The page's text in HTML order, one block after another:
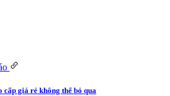
cấp giá rẻ không thể bỏ qua